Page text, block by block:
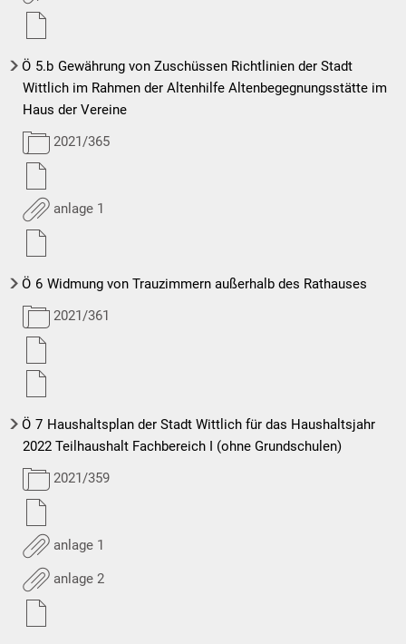
Ö 5.b Gewährung von Zuschüssen Richtlinien der Stadt
Wittlich im Rahmen der Altenhilfe Altenbegegnungsstätte im
Haus der Vereine
2021/365
anlage 1
Ö 6 Widmung von Trauzimmern außerhalb des Rathauses
2021/361
Ö 7 Haushaltsplan der Stadt Wittlich für das Haushaltsjahr
2022 Teilhaushalt Fachbereich I (ohne Grundschulen)
2021/359
anlage 1
anlage 2